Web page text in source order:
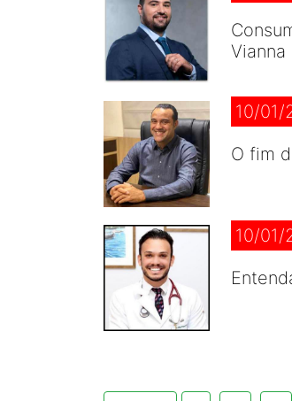
Vianna
10/01/
O fim
10/01/